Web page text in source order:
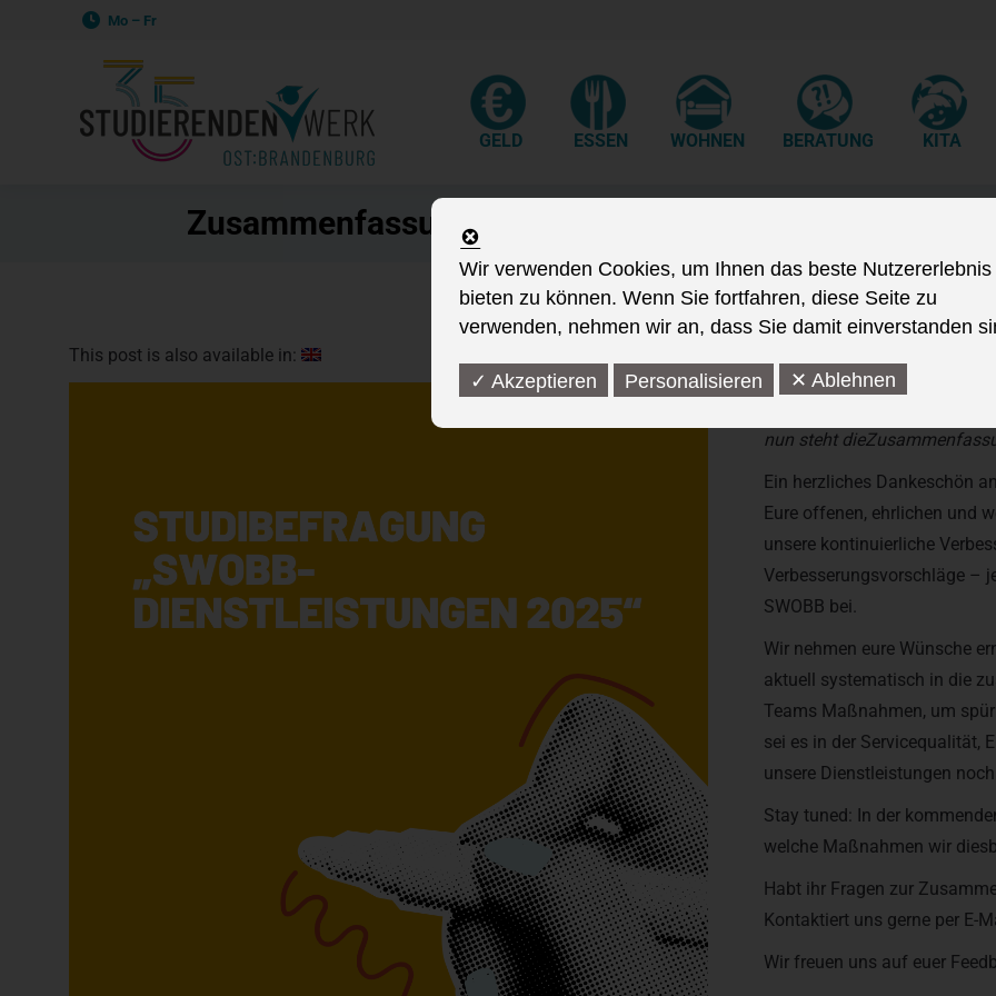
Mo – Fr
GELD ESSEN WOHNEN BERATUNG KITA
Zusammenfassung der Studierendenbefragung
This post is also available in:
Im vergangenen Jahr gab
nun steht
Ein herzliches Dankeschön
Eure offenen, ehrlichen und
unsere kontinuierliche
Verbesserungsvorschläge –
SWOBB bei.
Wir nehmen eure Wünsche
aktuell systematisch in die
Teams Maßnahmen, um
sei es in der Servicequalität,
unsere Dienstleistungen
Stay tuned: In der
welche Maßnahmen wir
Habt ihr Fragen zur
Kontaktiert uns gerne per E-
Wir freuen uns auf euer
Wir verwenden Cookies, um Ihnen das beste Nutzererlebnis
bieten zu können. Wenn Sie fortfahren, diese Seite zu
verwenden, nehmen wir an, dass Sie damit einverstanden
✓ Akzeptieren Personalisieren ✕ Ablehnen